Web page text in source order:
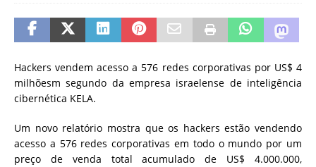
Hackers vendem acesso a 576 redes corporativas por US$ 4
milhõesm segundo da empresa israelense de inteligência
cibernética KELA.
Um novo relatório mostra que os hackers estão vendendo
acesso a 576 redes corporativas em todo o mundo por um
preço de venda total acumulado de US$ 4.000.000,